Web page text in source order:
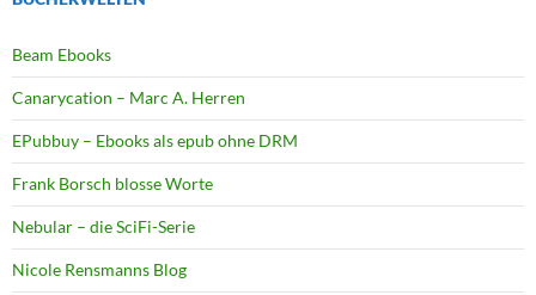
Beam Ebooks
Canarycation – Marc A. Herren
EPubbuy – Ebooks als epub ohne DRM
Frank Borsch blosse Worte
Nebular – die SciFi-Serie
Nicole Rensmanns Blog